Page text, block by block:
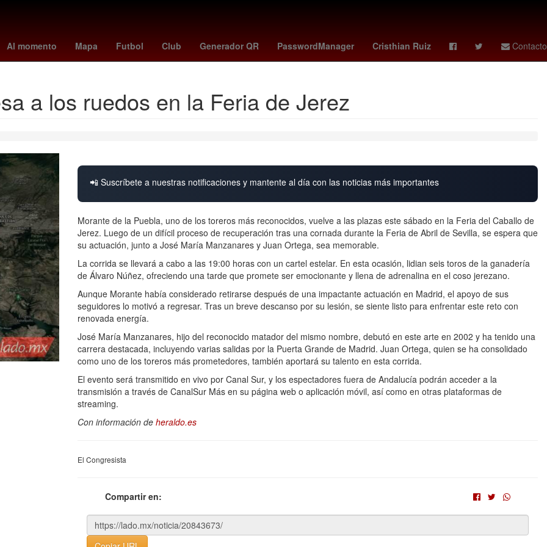
Al momento Mapa Futbol Club Generador QR PasswordManager Cristhian Ruiz Contacto
2026 fulham vs crystal palace elena rybakina Semana Santa palmeiras - cerro #Verificado2018 Brasil Nueva York
a los ruedos en la Feria de Jerez
📲 Suscríbete a nuestras notificaciones y mantente al día con las noticias más importantes
Morante de la Puebla, uno de los toreros más reconocidos, vuelve a las plazas este sábado en la Feria del Caballo de
Jerez. Luego de un difícil proceso de recuperación tras una cornada durante la Feria de Abril de Sevilla, se espera que
su actuación, junto a José María Manzanares y Juan Ortega, sea memorable.
La corrida se llevará a cabo a las 19:00 horas con un cartel estelar. En esta ocasión, lidian seis toros de la ganadería
de Álvaro Núñez, ofreciendo una tarde que promete ser emocionante y llena de adrenalina en el coso jerezano.
Aunque Morante había considerado retirarse después de una impactante actuación en Madrid, el apoyo de sus
seguidores lo motivó a regresar. Tras un breve descanso por su lesión, se siente listo para enfrentar este reto con
renovada energía.
José María Manzanares, hijo del reconocido matador del mismo nombre, debutó en este arte en 2002 y ha tenido una
carrera destacada, incluyendo varias salidas por la Puerta Grande de Madrid. Juan Ortega, quien se ha consolidado
como uno de los toreros más prometedores, también aportará su talento en esta corrida.
El evento será transmitido en vivo por Canal Sur, y los espectadores fuera de Andalucía podrán acceder a la
transmisión a través de CanalSur Más en su página web o aplicación móvil, así como en otras plataformas de
streaming.
Con información de heraldo.es
El Congresista
Compartir en: